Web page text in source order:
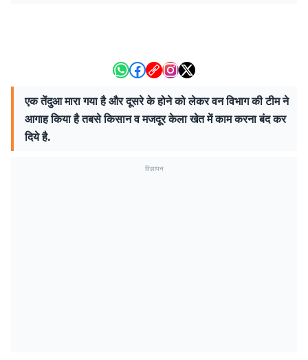
एक तेंदुआ मारा गया है और दूसरे के होने को लेकर वन विभाग की टीम ने
आगाह किया है तबसे किसान व मजदूर केला खेत में काम करना बंद कर
दिये है.
विज्ञापन